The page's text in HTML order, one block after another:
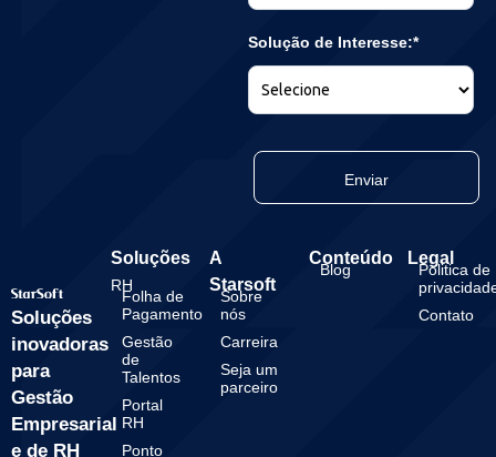
Solução de Interesse:*
Enviar
Soluções
inovadoras
para
Gestão
Empresarial
e de RH
Soluções
RH
Folha de
Pagamento
Gestão
de
Talentos
Portal
RH
Ponto
A
Starsoft
Sobre
nós
Carreira
Seja um
parceiro
Conteúdo
Blog
Legal
Politica de
Contato